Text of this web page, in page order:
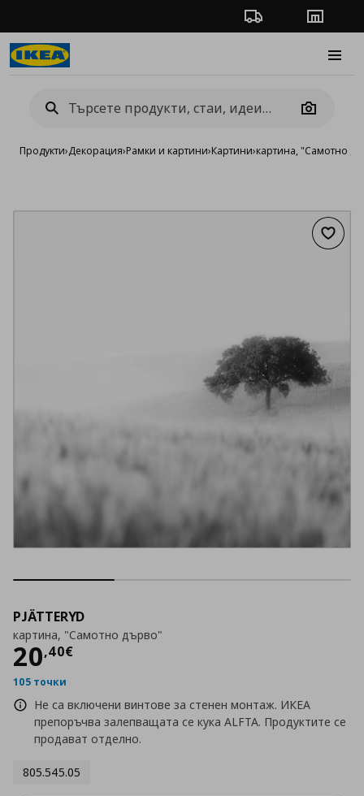
Проследяване на
Camera
Продукти›Декорация›Рамки и картини›Картини›картина, "Самотно
PJÄTTERYD
картина, "Самотно дърво"
20,40€
Цена
105 точки
Не са включени винтове за стенен монтаж. ИКЕА
препоръчва залепващата се кука ALFTA. Продуктите се
продават отделно.
805.545.05